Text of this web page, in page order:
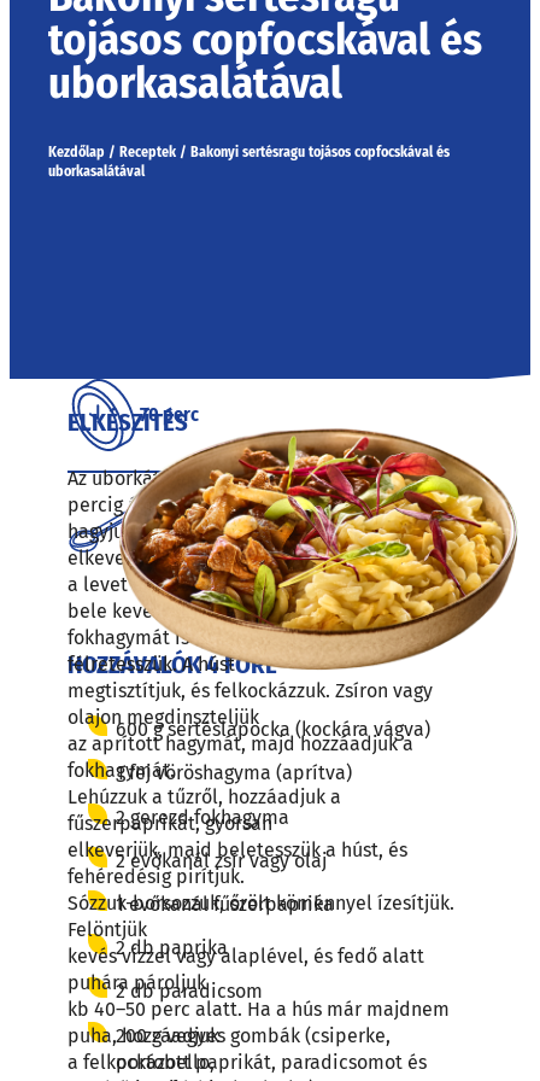
tojásos copfocskával és
uborkasalátával
Kezdőlap / Receptek / Bakonyi sertésragu tojásos copfocskával és
uborkasalátával
70 perc
félprofi
HOZZÁVALÓK 4 FŐRE
600 g sertéslapocka (kockára vágva)
1 fej vöröshagyma (aprítva)
2 gerezd fokhagyma
2 evőkanál zsír vagy olaj
1 evőkanál fűszerpaprika
2 db paprika
2 db paradicsom
200 g vegyes gombák (csiperke,
portobello,
ELKÉSZÍTÉS
Az uborkát vékonyra gyaluljuk, sózzuk, és 15
percig állni
hagyjuk. A vizet, ecetet, cukrot és borsot
elkeverjük, majd
a levet engedett uborkához adjuk. Tehetünk
bele kevés zúzott
fokhagymát is ízlés szerint. Tálalásig
félretesszük. A húst
megtisztítjuk, és felkockázzuk. Zsíron vagy
olajon megdinszteljük
az aprított hagymát, majd hozzáadjuk a
fokhagymát.
Lehúzzuk a tűzről, hozzáadjuk a
fűszerpaprikát, gyorsan
elkeverjük, majd beletesszük a húst, és
fehéredésig pirítjuk.
Sózzuk-borsozzuk, őrölt köménnyel ízesítjük.
Felöntjük
kevés vízzel vagy alaplével, és fedő alatt
puhára pároljuk
kb 40–50 perc alatt. Ha a hús már majdnem
puha, hozzáadjuk
a felkockázott paprikát, paradicsomot és